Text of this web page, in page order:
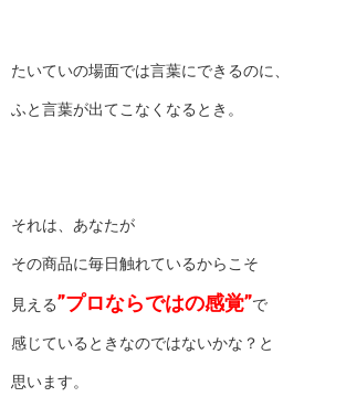
たいていの場面では言葉にできるのに、
ふと言葉が出てこなくなるとき。
それは、あなたが
その商品に毎日触れているからこそ
見える”プロならではの感覚”で
感じているときなのではないかな？と
思います。